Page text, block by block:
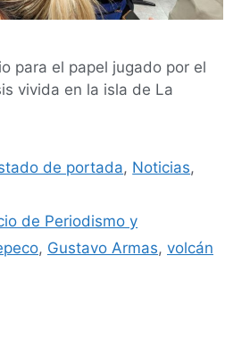
para el papel jugado por el
vivida en la isla de La
de portada, Noticias,
de Periodismo y
, Gustavo Armas, volcán